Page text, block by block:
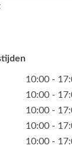
10:00 -
10:00 -
10:00 -
10:00 -
10:00 -